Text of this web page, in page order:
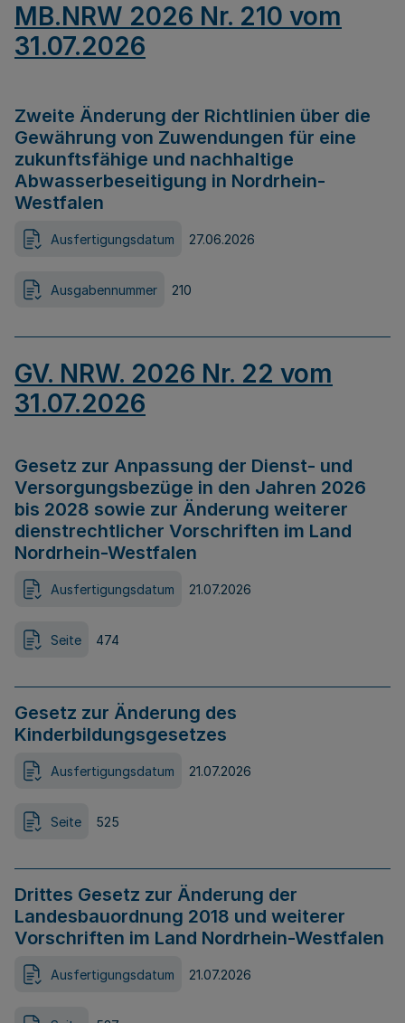
MB.NRW 2026 Nr. 210 vom
31.07.2026
Zweite Änderung der Richtlinien über die
Gewährung von Zuwendungen für eine
zukunftsfähige und nachhaltige
Abwasserbeseitigung in Nordrhein-
Westfalen
Ausfertigungsdatum 27.06.2026
Ausgabennummer 210
GV. NRW. 2026 Nr. 22 vom
31.07.2026
Gesetz zur Anpassung der Dienst- und
Versorgungsbezüge in den Jahren 2026
bis 2028 sowie zur Änderung weiterer
dienstrechtlicher Vorschriften im Land
Nordrhein-Westfalen
Ausfertigungsdatum 21.07.2026
Seite 474
Gesetz zur Änderung des
Kinderbildungsgesetzes
Ausfertigungsdatum 21.07.2026
Seite 525
Drittes Gesetz zur Änderung der
Landesbauordnung 2018 und weiterer
Vorschriften im Land Nordrhein-Westfalen
Ausfertigungsdatum 21.07.2026